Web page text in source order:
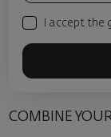
I accept the
COMBINE